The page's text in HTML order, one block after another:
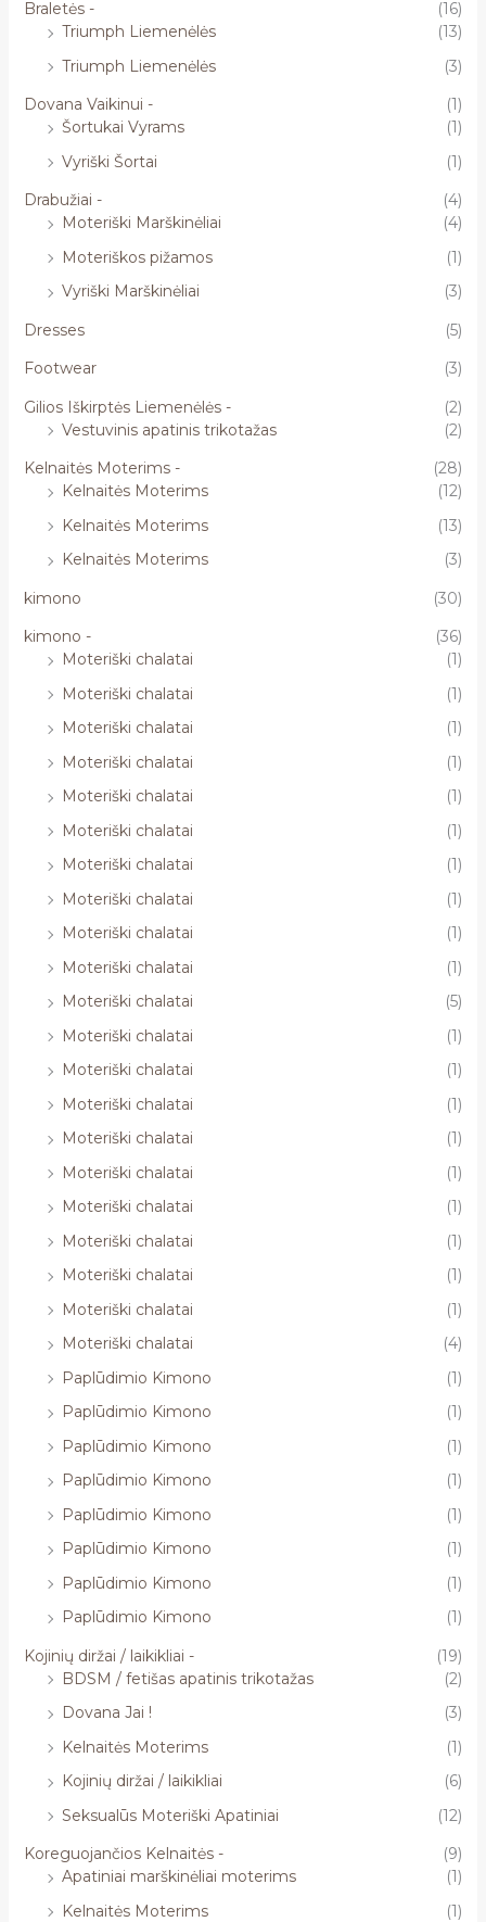
Braletės -
(16)
Triumph Liemenėlės
(13)
Triumph Liemenėlės
(3)
Dovana Vaikinui -
(1)
Šortukai Vyrams
(1)
Vyriški Šortai
(1)
Drabužiai -
(4)
Moteriški Marškinėliai
(4)
Moteriškos pižamos
(1)
Vyriški Marškinėliai
(3)
Dresses
(5)
Footwear
(3)
Gilios Iškirptės Liemenėlės -
(2)
Vestuvinis apatinis trikotažas
(2)
Kelnaitės Moterims -
(28)
Kelnaitės Moterims
(12)
Kelnaitės Moterims
(13)
Kelnaitės Moterims
(3)
kimono
(30)
kimono -
(36)
Moteriški chalatai
(1)
Moteriški chalatai
(1)
Moteriški chalatai
(1)
Moteriški chalatai
(1)
Moteriški chalatai
(1)
Moteriški chalatai
(1)
Moteriški chalatai
(1)
Moteriški chalatai
(1)
Moteriški chalatai
(1)
Moteriški chalatai
(1)
Moteriški chalatai
(5)
Moteriški chalatai
(1)
Moteriški chalatai
(1)
Moteriški chalatai
(1)
Moteriški chalatai
(1)
Moteriški chalatai
(1)
Moteriški chalatai
(1)
Moteriški chalatai
(1)
Moteriški chalatai
(1)
Moteriški chalatai
(1)
Moteriški chalatai
(4)
Paplūdimio Kimono
(1)
Paplūdimio Kimono
(1)
Paplūdimio Kimono
(1)
Paplūdimio Kimono
(1)
Paplūdimio Kimono
(1)
Paplūdimio Kimono
(1)
Paplūdimio Kimono
(1)
Paplūdimio Kimono
(1)
Kojinių diržai / laikikliai -
(19)
BDSM / fetišas apatinis trikotažas
(2)
Dovana Jai !
(3)
Kelnaitės Moterims
(1)
Kojinių diržai / laikikliai
(6)
Seksualūs Moteriški Apatiniai
(12)
Koreguojančios Kelnaitės -
(9)
Apatiniai marškinėliai moterims
(1)
Kelnaitės Moterims
(1)